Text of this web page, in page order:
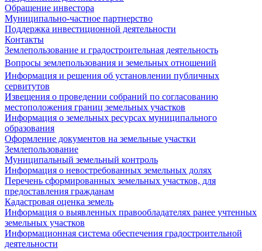
Обращение инвестора
Муниципально-частное партнерство
Поддержка инвестиционной деятельности
Контакты
Землепользование и градостроительная деятельность
Вопросы землепользования и земельных отношений
Информация и решения об установлении публичных
сервитутов
Извещения о проведении собраний по согласованию
местоположения границ земельных участков
Информация о земельных ресурсах муниципального
образования
Оформление документов на земельные участки
Землепользование
Муниципальный земельный контроль
Информация о невостребованных земельных долях
Перечень сформированных земельных участков, для
предоставления гражданам
Кадастровая оценка земель
Информация о выявленных правообладателях ранее учтенных
земельных участков
Информационная система обеспечения градостроительной
деятельности